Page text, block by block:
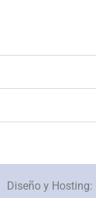
Diseño y Hosting: